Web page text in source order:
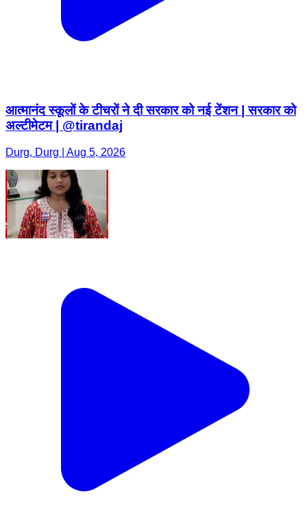
आत्मानंद स्कूलों के टीचरों ने दी सरकार को नई टेंशन | सरकार को
अल्टीमेटम | @tirandaj
Durg, Durg | Aug 5, 2026